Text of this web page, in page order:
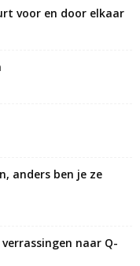
voor en door elkaar
anders ben je ze
naar Q-